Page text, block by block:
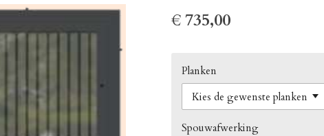
€ 735,00
Planken
Spouwafwerking